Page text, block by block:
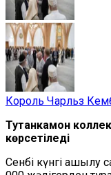
Король Чарльз
Тутанкамон
көрсетіледі
Сенбі күнгі ашылу